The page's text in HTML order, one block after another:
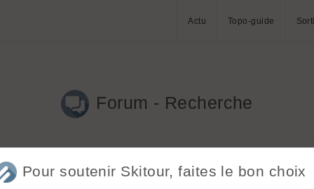
Actu Topo-guide
Forum - Recherche
Pour soutenir Skitour, faites le bon choix